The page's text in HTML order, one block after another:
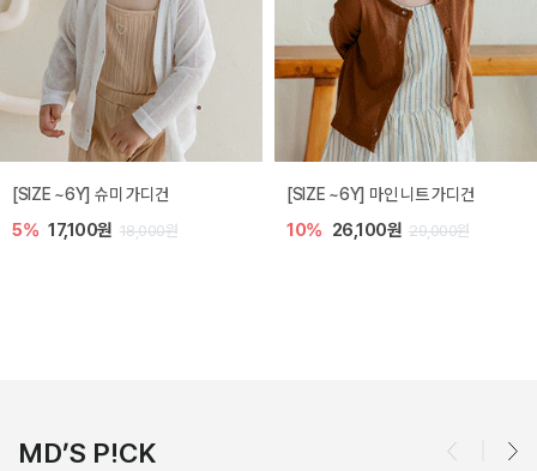
밀라 아기 점프수트
10% 30,600원 34,000원
밀라 아기 셋업
20% 35,200원 44,000원
MD’S P!CK